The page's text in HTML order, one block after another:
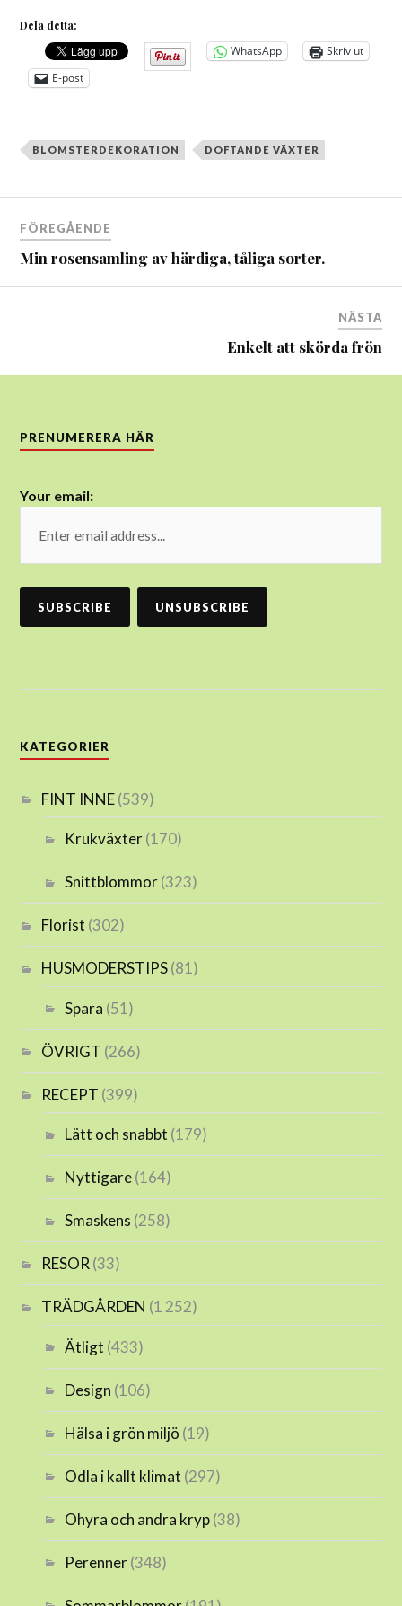
Dela detta:
WhatsApp
Skriv ut
E-post
BLOMSTERDEKORATION DOFTANDE VÄXTER
Inläggsnavigering
FÖREGÅENDE
Min rosensamling av härdiga, tåliga sorter.
NÄSTA
Enkelt att skörda frön
PRENUMERERA HÄR
Your email:
KATEGORIER
FINT INNE(539)
Krukväxter(170)
Snittblommor(323)
Florist (302)
HUSMODERSTIPS(81)
Spara (51)
ÖVRIGT (266)
RECEPT (399)
Lätt och snabbt (179)
Nyttigare(164)
Smaskens (258)
RESOR (33)
TRÄDGÅRDEN (1 252)
Ätligt (433)
Design (106)
Hälsa i grön miljö (19)
Odla i kallt klimat (297)
Ohyra och andra kryp(38)
Perenner(348)